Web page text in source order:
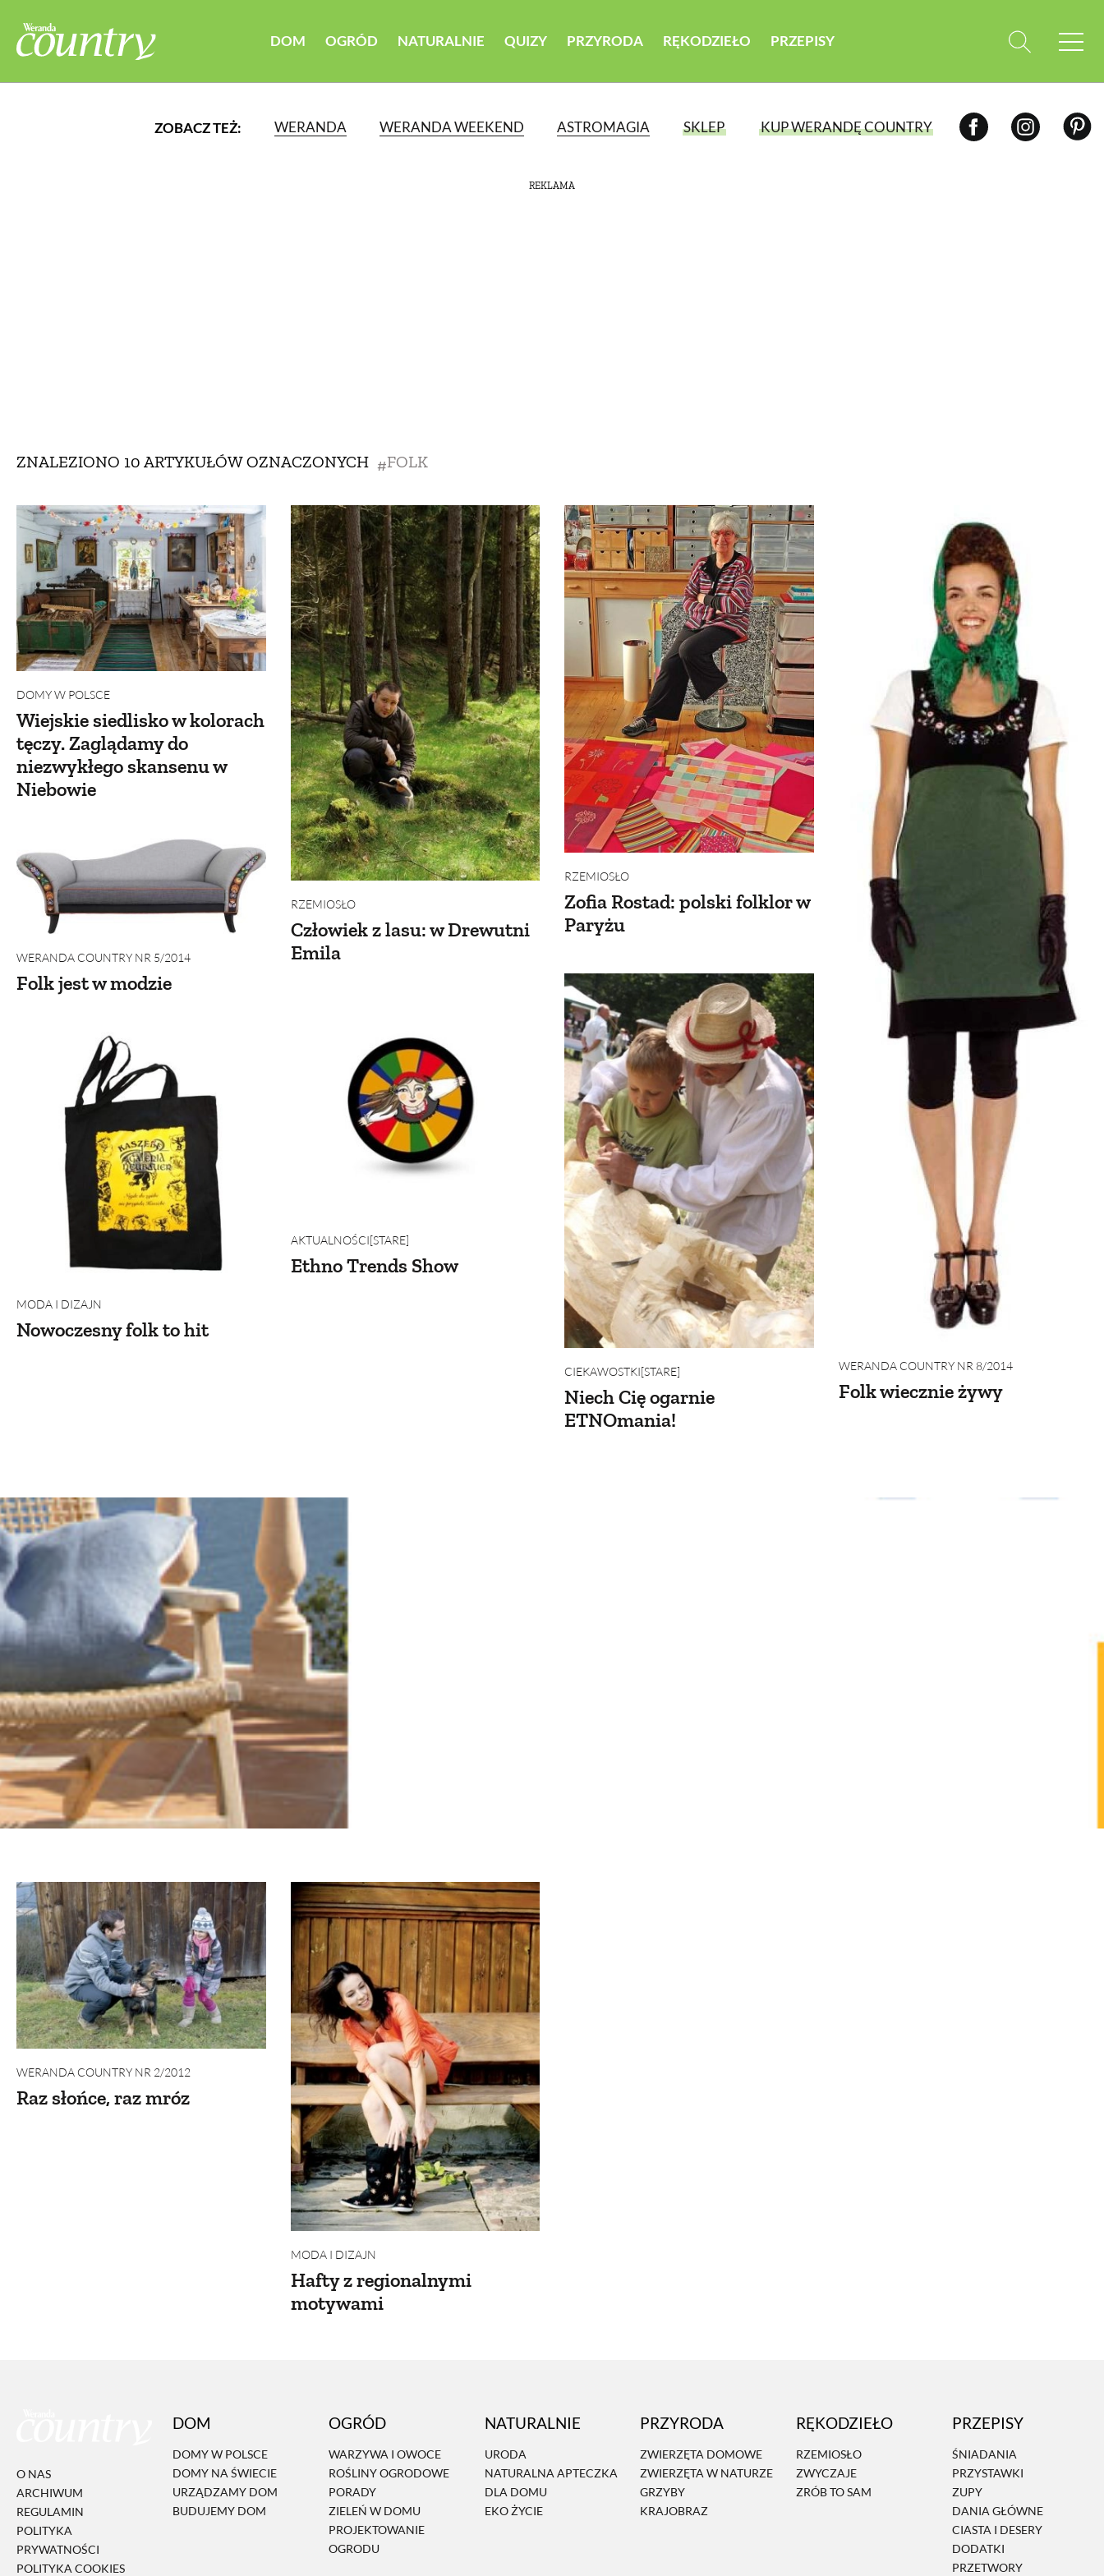
DOM OGRÓD NATURALNIE QUIZY PRZYRODA RĘKODZIEŁO PRZEPISY
ZOBACZ TEŻ: WERANDA WERANDA WEEKEND ASTROMAGIA SKLEP KUP WERANDĘ COUNTRY
REKLAMA
ZNALEZIONO 10 ARTYKUŁÓWOZNACZONYCH FOLK
DOMY W POLSCE
Wiejskie siedlisko w kolorach
tęczy. Zaglądamy do
niezwykłego skansenu w
Niebowie
RZEMIOSŁO
Człowiek z lasu: w Drewutni
Emila
RZEMIOSŁO
Zofia Rostad: polski folklor w
Paryżu
WERANDA COUNTRY NR 8/2014
Folk wiecznie żywy
WERANDA COUNTRY NR 5/2014
Folk jest w modzie
CIEKAWOSTKI[STARE]
Niech Cię ogarnie
ETNOmania!
AKTUALNOŚCI[STARE]
Ethno Trends Show
MODA I DIZAJN
Nowoczesny folk to hit
WERANDA COUNTRY NR 2/2012
Raz słońce, raz mróz
MODA I DIZAJN
Hafty z regionalnymi
motywami
O NAS
ARCHIWUM
REGULAMIN
POLITYKA
PRYWATNOŚCI
POLITYKA COOKIES
DOM
DOMY W POLSCE
DOMY NA ŚWIECIE
URZĄDZAMY DOM
BUDUJEMY DOM
OGRÓD
WARZYWA I OWOCE
ROŚLINY OGRODOWE
PORADY
ZIELEŃ W DOMU
PROJEKTOWANIE
OGRODU
NATURALNIE
URODA
NATURALNA APTECZKA
DLA DOMU
EKO ŻYCIE
PRZYRODA
ZWIERZĘTA DOMOWE
ZWIERZĘTA W NATURZE
GRZYBY
KRAJOBRAZ
RĘKODZIEŁO
RZEMIOSŁO
ZWYCZAJE
ZRÓB TO SAM
PRZEPISY
ŚNIADANIA
PRZYSTAWKI
ZUPY
DANIA GŁÓWNE
CIASTA I DESERY
DODATKI
PRZETWORY
DLA DOMU EKO ŻYCIE PRZYRODA ZWIERZĘTA DOMOWE
ZWIERZĘTA W NATURZE GRZYBY KRAJOBRAZ RĘKODZIEŁO RZEMIOSŁO
ZWYCZAJE ZRÓB TO SAM PRZEPISY ŚNIADANIA PRZYSTAWKI
DANIA GŁÓWNE CIASTA I DESERY DODATKI PRZETWORY